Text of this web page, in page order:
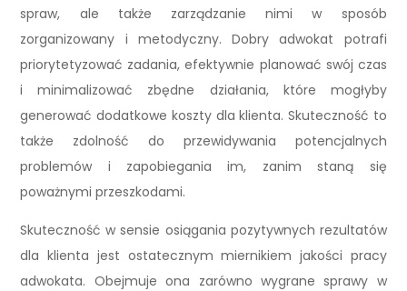
spraw, ale także zarządzanie nimi w sposób
zorganizowany i metodyczny. Dobry adwokat potrafi
priorytetyzować zadania, efektywnie planować swój czas
i minimalizować zbędne działania, które mogłyby
generować dodatkowe koszty dla klienta. Skuteczność to
także zdolność do przewidywania potencjalnych
problemów i zapobiegania im, zanim staną się
poważnymi przeszkodami.
Skuteczność w sensie osiągania pozytywnych rezultatów
dla klienta jest ostatecznym miernikiem jakości pracy
adwokata. Obejmuje ona zarówno wygrane sprawy w